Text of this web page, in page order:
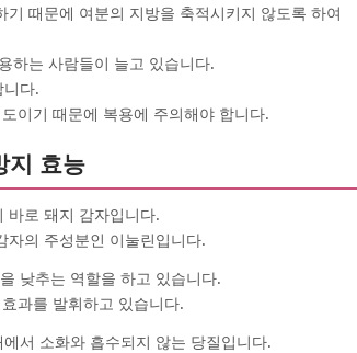
때문에 여분의 지방을 축적시키지 않도록 하여
하는 사람들이 늘고 있습니다.
니다.
이기 때문에 복용에 주의해야 합니다.
지 효능
바로 돼지 감자입니다.
자의 주성분인 이눌린입니다.
낮추는 역할을 하고 있습니다.
과를 발휘하고 있습니다.
서 소화와 흡수되지 않는 당질입니다.